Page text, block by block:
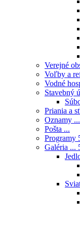
Verejné
Voľby a
Vodné
Stavebný
Priania a
Oznamy ...
Pošta ...
Programy
Galéria ...